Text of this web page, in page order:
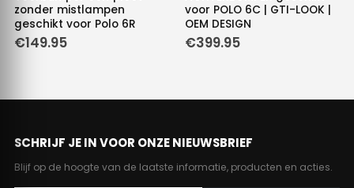
zonder mistlampen
geschikt voor Polo 6R
€149.95
voor POLO 6C | GTI-LOOK |
OEM DESIGN
€399.95
SCHRIJF JE IN VOOR ONZE NIEUWSBRIEF
Blijf op de hoogte van de laatste informatie, producten en acties.